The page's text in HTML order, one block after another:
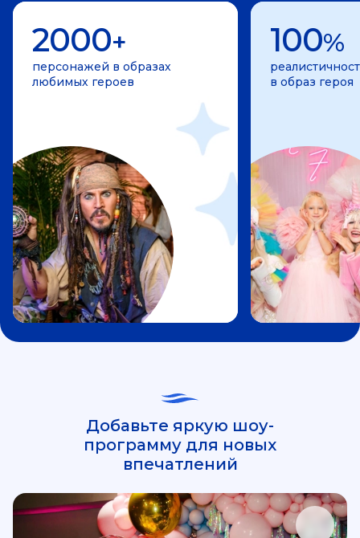
2000+
персонажей в образах
любимых героев
100%
в образ героя
Добавьте яркую шоу-
программу для новых
впечатлений